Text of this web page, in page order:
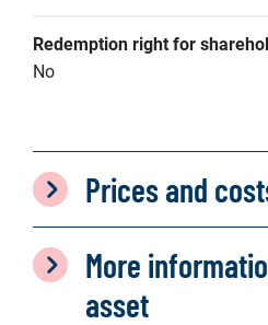
Redemption right for
No
Prices and
More
asset